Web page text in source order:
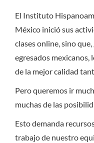
El Instituto
México inició sus
clases online, sino
egresados mexicanos,
de la mejor calidad
Pero queremos ir
muchas de las
Esto demanda
trabajo de nuestro